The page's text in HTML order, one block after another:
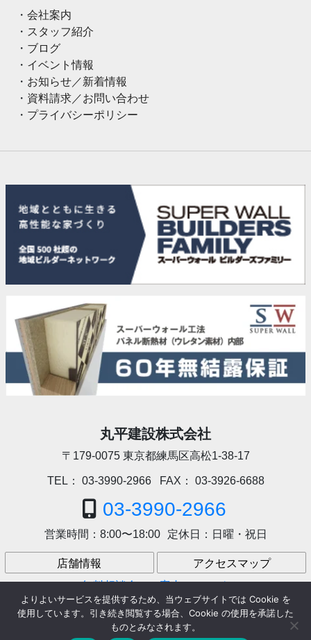
会社案内
スタッフ紹介
ブログ
イベント情報
お知らせ／新着情報
資料請求／お問い合わせ
プライバシーポリシー
丸平建設株式会社
〒179-0075 東京都練馬区高松1-38-17
TEL： 03-3990-2966 FAX： 03-3926-6688
03-3990-2966
営業時間： 8:00〜18:00 定休日： 日曜・祝日
店舗情報
アクセスマップ
無料相談会のご案内
アクセス
よりよいサービスを提供するため、当ウェブサイトでは Cookie を
使用しています。引き続き閲覧する場合、Cookie の使用を承諾した
ものとみなされます。